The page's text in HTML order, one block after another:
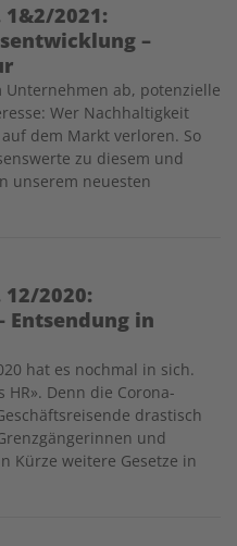
1&2/2021:
–
ab, potenzielle
Wer Nachhaltigkeit
dem Markt verloren. So
zu diesem und
unserem neuesten
12/2020:
Entsendung in
hat es nochmal in sich.
Denn die Corona-
drastisch
und
Kürze weitere Gesetze in